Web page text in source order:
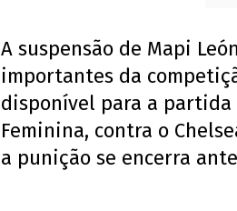
A suspensão de Mapi
importantes da
disponível para a partida
Feminina, contra o
a punição se encerra